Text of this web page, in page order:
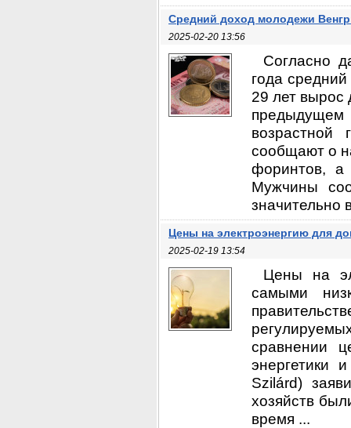
Средний доход молодежи
2025-02-20 13:56
Согласно
года
29 лет
предыдущем
возрастной
сообщают о
форинтов, а
Мужчины
значительно
Цены на электроэнергию для
2025-02-19 13:54
Цены на
самыми
сравнении
энергетики
Szilárd)
хозяйств
время ...